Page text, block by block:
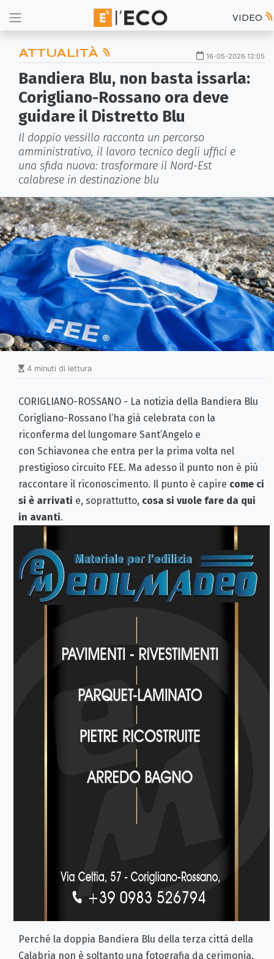
VIDEO
ATTUALITÀ 16-05-2026 12:05
Bandiera Blu, non basta issarla:
Corigliano-Rossano ora deve
guidare il Distretto Blu
Il doppio vessillo racconta un percorso
amministrativo, il lavoro tecnico degli uffici e
una sfida nuova: trasformare il Nord-Est
calabrese in destinazione blu
4 minuti di lettura
CORIGLIANO-ROSSANO - La notizia della Bandiera Blu
Corigliano-Rossano l’ha già celebrata con la
riconferma del lungomare Sant’Angelo e
con Schiavonea che entra per la prima volta nel
prestigioso circuito FEE. Ma adesso il punto non è più
raccontare il riconoscimento. Il punto è capire come ci
si è arrivati e, soprattutto, cosa si vuole fare da qui
in avanti.
Perché la doppia Bandiera Blu della terza città della
Calabria non è soltanto una fotografia da cerimonia,